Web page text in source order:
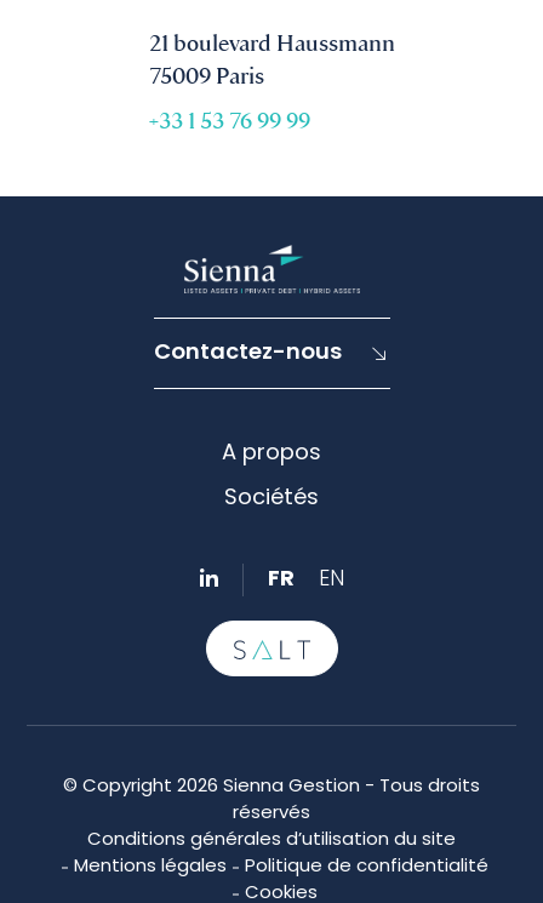
21 boulevard Haussmann
75009 Paris
+33 1 53 76 99 99
Contactez-nous
A propos
Sociétés
FR EN
© Copyright 2026 Sienna Gestion - Tous droits
réservés
Conditions générales d’utilisation du site
Mentions légales
Politique de confidentialité
Cookies